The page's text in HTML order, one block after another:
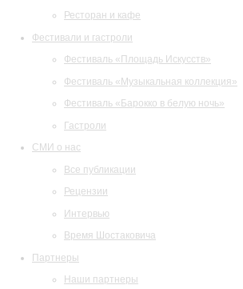
Ресторан и кафе
Фестивали и гастроли
Фестиваль «Площадь Искусств»
Фестиваль «Музыкальная коллекция»
Фестиваль «Барокко в белую ночь»
Гастроли
СМИ о нас
Все публикации
Рецензии
Интервью
Время Шостаковича
Партнеры
Наши партнеры